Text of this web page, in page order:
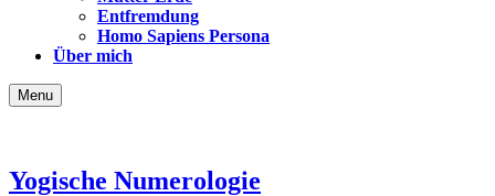
Entfremdung
Homo Sapiens Persona
Über mich
Menu
Yogische Numerologie